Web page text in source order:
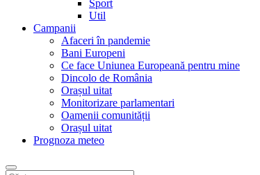
Sport
Util
Campanii
Afaceri în pandemie
Bani Europeni
Ce face Uniunea Europeană pentru mine
Dincolo de România
Orașul uitat
Monitorizare parlamentari
Oamenii comunității
Orașul uitat
Prognoza meteo